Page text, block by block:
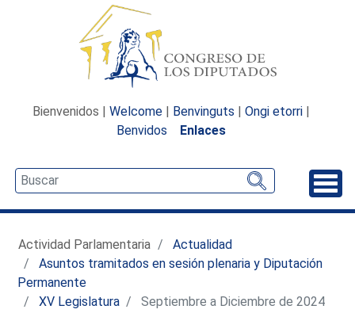
Bienvenidos | Welcome | Benvinguts | Ongi etorri |
Benvidos
Enlaces
Actividad Parlamentaria
Actualidad
Asuntos tramitados en sesión plenaria y Diputación
Permanente
XV Legislatura
Septiembre a Diciembre de 2024